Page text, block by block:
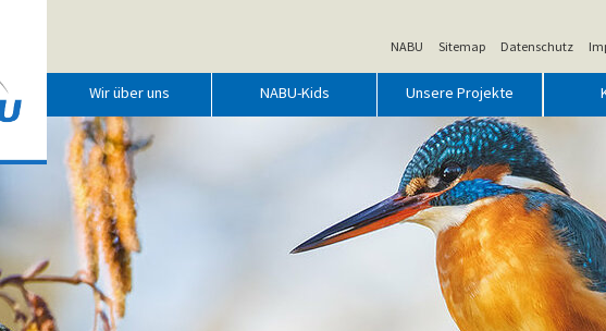
NABU Sitemap Datenschutz
Wir über uns NABU-Kids Unsere Projekte